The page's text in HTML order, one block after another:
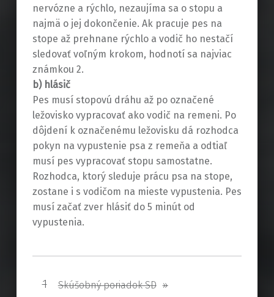
nervózne a rýchlo, nezaujíma sa o stopu a
najmä o jej dokončenie. Ak pracuje pes na
stope až prehnane rýchlo a vodič ho nestačí
sledovať voľným krokom, hodnotí sa najviac
známkou 2.
b) hlásič
Pes musí stopovú dráhu až po označené
ležovisko vypracovať ako vodič na remeni. Po
dôjdení k označenému ležovisku dá rozhodca
pokyn na vypustenie psa z remeňa a odtiaľ
musí pes vypracovať stopu samostatne.
Rozhodca, ktorý sleduje prácu psa na stope,
zostane i s vodičom na mieste vypustenia. Pes
musí začať zver hlásiť do 5 minút od
vypustenia.
Skúšobný poriadok SD